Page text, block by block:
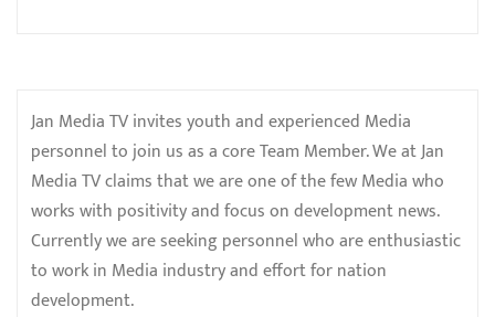
Jan Media TV invites youth and experienced Media
personnel to join us as a core Team Member. We at Jan
Media TV claims that we are one of the few Media who
works with positivity and focus on development news.
Currently we are seeking personnel who are enthusiastic
to work in Media industry and effort for nation
development.